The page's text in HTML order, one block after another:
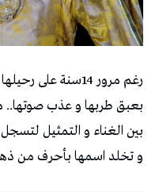
رغم مرور 14سنة على
بعبق طربها و عذب صوتها..
بين الغناء و التمثيل
و تخلد اسمها بأحرف من